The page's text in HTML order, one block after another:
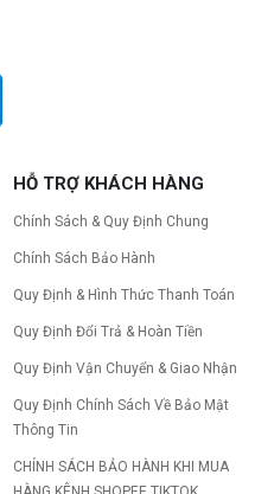
HỖ TRỢ KHÁCH HÀNG
Chính Sách & Quy Định Chung
Chính Sách Bảo Hành
Quy Định & Hình Thức Thanh Toán
Quy Định Đổi Trả & Hoàn Tiền
Quy Định Vận Chuyển & Giao Nhận
Quy Định Chính Sách Về Bảo Mật
Thông Tin
CHÍNH SÁCH BẢO HÀNH KHI MUA